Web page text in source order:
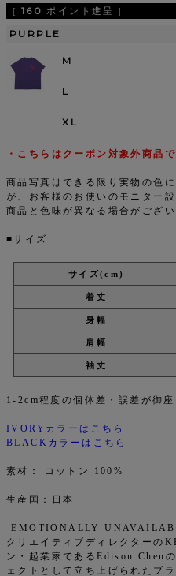
[ 160 ポイント進呈 ]
PURPLE
M
L
XL
・こちらはクーポン対象外商品で
商品写真はできる限り実物の色
が、お客様のお使いのモニター
商品と色味が異なる場合がござい
■サイズ
サイズ(cm)
着丈
身幅
肩幅
袖丈
1-2cm程度の個体差・誤差が御
IVORYカラーはこちら
BLACKカラーはこちら
素材： コットン 100%
生産国：日本
-EMOTIONALLY
クリエイティブディレクターの
ン・起業家であるEdison Chen
ェクトとして立ち上げられたブ